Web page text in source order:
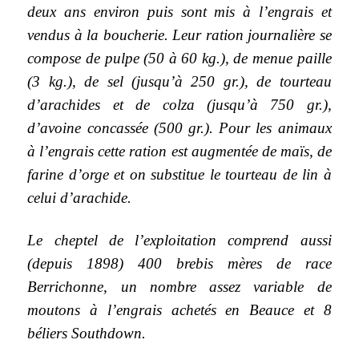
deux ans environ puis sont mis à l’engrais et
vendus à la boucherie. Leur ration journalière se
compose de pulpe (50 à 60 kg.), de menue paille
(3 kg.), de sel (jusqu’à 250 gr.), de tourteau
d’arachides et de colza (jusqu’à 750 gr.),
d’avoine concassée (500 gr.). Pour les animaux
à l’engrais cette ration est augmentée de maïs, de
farine d’orge et on substitue le tourteau de lin à
celui d’arachide.
Le cheptel de l’exploitation comprend aussi
(depuis 1898) 400 brebis mères de race
Berrichonne, un nombre assez variable de
moutons à l’engrais achetés en Beauce et 8
béliers Southdown.